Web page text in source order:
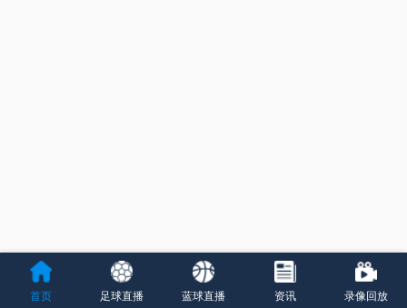
首页 足球直播 蓝球直播 资讯 录像回放